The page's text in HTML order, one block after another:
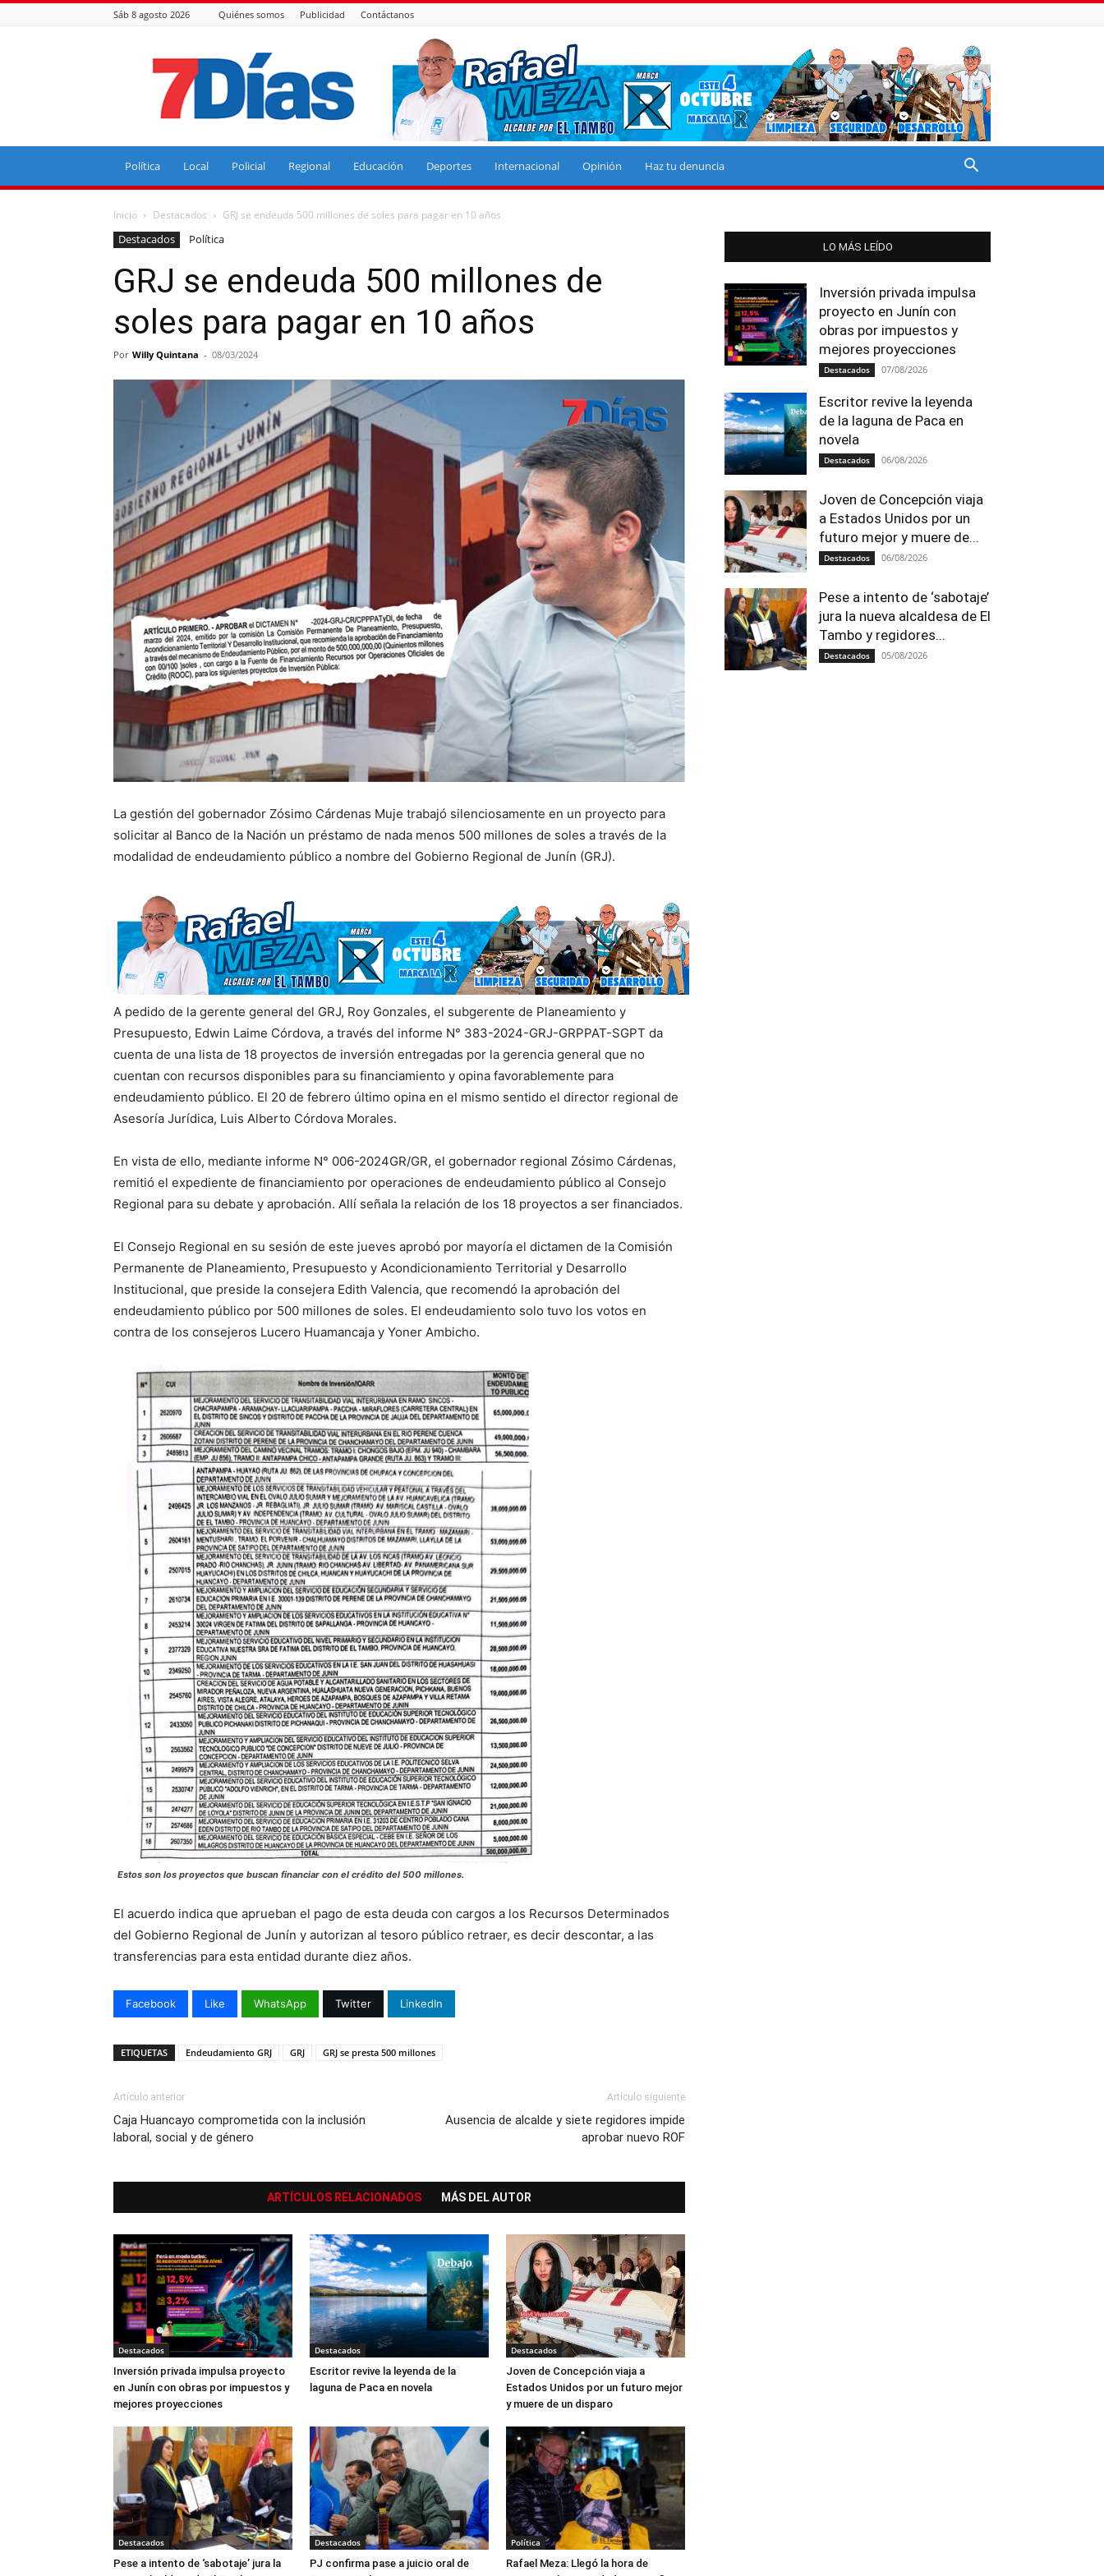
Sáb 8 agosto 2026 Quiénes somos Publicidad Contáctanos
7
Días
Política Local Policial Regional Educación Deportes Internacional Opinión Haz tu denuncia
Inicio Destacados GRJ se endeuda 500 millones de soles para pagar en 10 años
Destacados Política
GRJ se endeuda 500 millones de
soles para pagar en 10 años
Por Willy Quintana - 08/03/2024
La gestión del gobernador Zósimo Cárdenas Muje trabajó silenciosamente en un proyecto para
solicitar al Banco de la Nación un préstamo de nada menos 500 millones de soles a través de la
modalidad de endeudamiento público a nombre del Gobierno Regional de Junín (GRJ).
A pedido de la gerente general del GRJ, Roy Gonzales, el subgerente de Planeamiento y
Presupuesto, Edwin Laime Córdova, a través del informe N° 383-2024-GRJ-GRPPAT-SGPT da
cuenta de una lista de 18 proyectos de inversión entregadas por la gerencia general que no
cuentan con recursos disponibles para su financiamiento y opina favorablemente para
endeudamiento público. El 20 de febrero último opina en el mismo sentido el director regional de
Asesoría Jurídica, Luis Alberto Córdova Morales.
En vista de ello, mediante informe N° 006-2024GR/GR, el gobernador regional Zósimo Cárdenas,
remitió el expediente de financiamiento por operaciones de endeudamiento público al Consejo
Regional para su debate y aprobación. Allí señala la relación de los 18 proyectos a ser financiados.
El Consejo Regional en su sesión de este jueves aprobó por mayoría el dictamen de la Comisión
Permanente de Planeamiento, Presupuesto y Acondicionamiento Territorial y Desarrollo
Institucional, que preside la consejera Edith Valencia, que recomendó la aprobación del
endeudamiento público por 500 millones de soles. El endeudamiento solo tuvo los votos en
contra de los consejeros Lucero Huamancaja y Yoner Ambicho.
Estos son los proyectos que buscan financiar con el crédito del 500 millones.
El acuerdo indica que aprueban el pago de esta deuda con cargos a los Recursos Determinados
del Gobierno Regional de Junín y autorizan al tesoro público retraer, es decir descontar, a las
transferencias para esta entidad durante diez años.
Facebook Like WhatsApp Twitter LinkedIn
ETIQUETAS Endeudamiento GRJ GRJ GRJ se presta 500 millones
Artículo anterior
Caja Huancayo comprometida con la inclusión
laboral, social y de género
Artículo siguiente
Ausencia de alcalde y siete regidores impide
aprobar nuevo ROF
ARTÍCULOS RELACIONADOS MÁS DEL AUTOR
Destacados
Inversión privada impulsa proyecto
en Junín con obras por impuestos y
mejores proyecciones
Destacados
Escritor revive la leyenda de la
laguna de Paca en novela
Destacados
Joven de Concepción viaja a
Estados Unidos por un futuro mejor
y muere de un disparo
Destacados
Pese a intento de ‘sabotaje’ jura la
Destacados
PJ confirma pase a juicio oral de
Política
Rafael Meza: Llegó la hora de
LO MÁS LEÍDO
Inversión privada impulsa
proyecto en Junín con
obras por impuestos y
mejores proyecciones
Destacados 07/08/2026
Escritor revive la leyenda
de la laguna de Paca en
novela
Destacados 06/08/2026
Joven de Concepción viaja
a Estados Unidos por un
futuro mejor y muere de...
Destacados 06/08/2026
Pese a intento de ‘sabotaje’
jura la nueva alcaldesa de El
Tambo y regidores...
Destacados 05/08/2026